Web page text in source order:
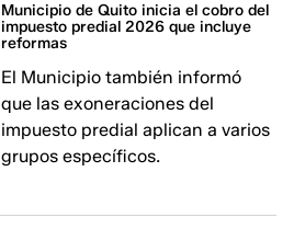
Municipio de Quito inicia el cobro del
impuesto predial 2026 que incluye
reformas
El Municipio también informó
que las exoneraciones del
impuesto predial aplican a varios
grupos específicos.